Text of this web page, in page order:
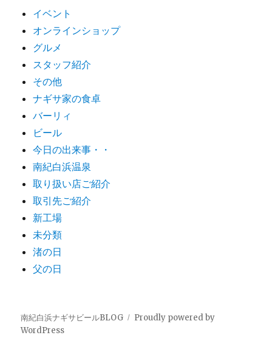
イベント
オンラインショップ
グルメ
スタッフ紹介
その他
ナギサ家の食卓
バーリィ
ビール
今日の出来事・・
南紀白浜温泉
取り扱い店ご紹介
取引先ご紹介
新工場
未分類
渚の日
父の日
南紀白浜ナギサビールBLOG
Proudly powered by
WordPress